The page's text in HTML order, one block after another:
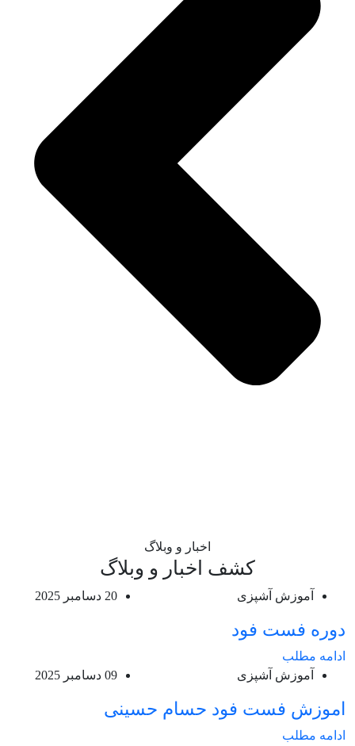
اخبار و وبلاگ
کشف اخبار و وبلاگ
آموزش آشپزی 20 دسامبر 2025
دوره فست فود
ادامه مطلب
آموزش آشپزی
09 دسامبر 2025
اموزش فست فود حسام حسینی
ادامه مطلب